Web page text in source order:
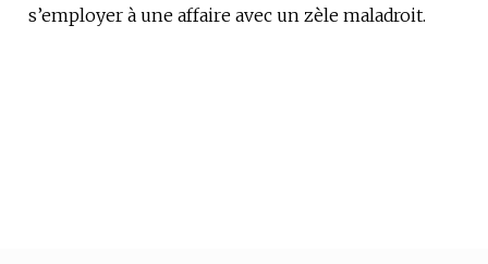
s’employer à une affaire avec un zèle maladroit.